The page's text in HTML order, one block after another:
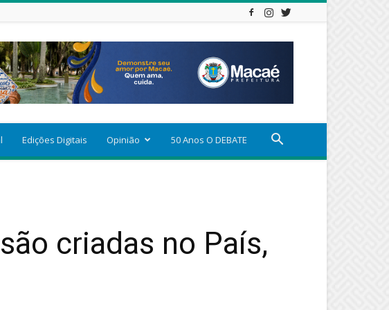
Edições Digitais Opinião 50 Anos O DEBATE
criadas no País,